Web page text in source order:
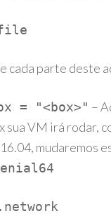
cada parte deste
= "<box>" –
sua VM irá rodar,
mudaremos